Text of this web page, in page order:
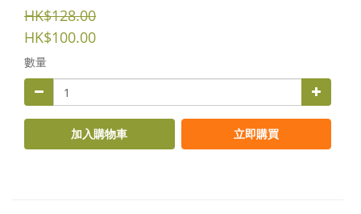
HK$128.00
HK$100.00
數量
加入購物車 立即購買